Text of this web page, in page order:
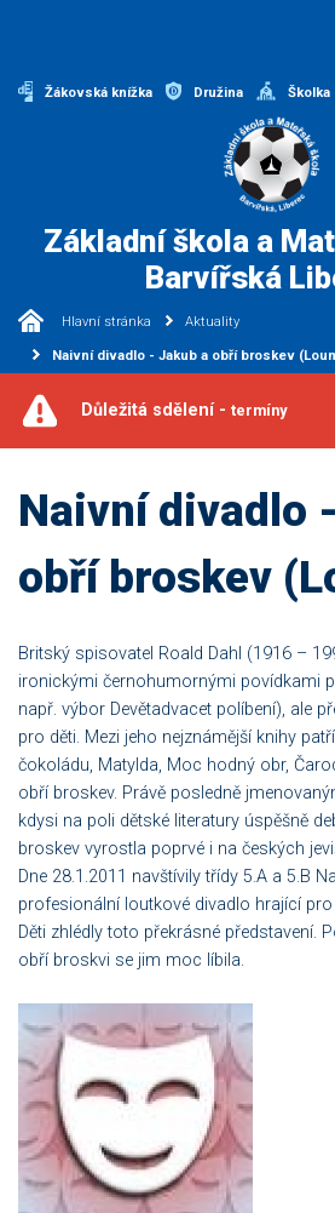
Žákovská knížka Družina Školka
Základní škola a
Barvířská
Hlavní stránka Aktuality
Naivní divadlo - Jakub a obří broskev
Důležitá sdělení - termíny
Naivní divadlo
obří broskev
Britský spisovatel Roald Dahl (1916 –
ironickými černohumornými povídkami
např. výbor Devětadvacet políbení), ale
pro děti. Mezi jeho nejznámější knihy
čokoládu, Matylda, Moc hodný obr,
obří broskev. Právě posledně
kdysi na poli dětské literatury úspěšně
broskev vyrostla poprvé i na českých
Dne 28.1.2011 navštívily třídy 5.A a 5.B
profesionální loutkové divadlo hrající pro
Děti zhlédly toto překrásné představení.
obří broskvi se jim moc líbila.